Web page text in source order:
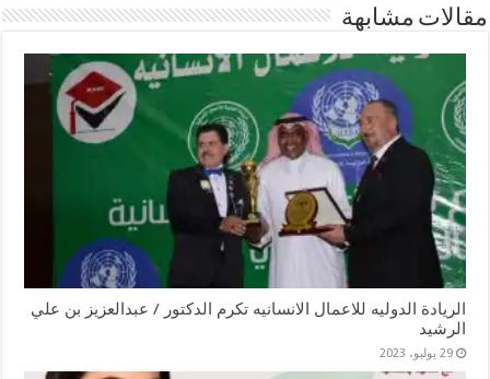
مقالات مشابهة
الريادة الدوليه للاعمال الانسانيه تكرم الدكتور / عبدالعزيز بن علي
الرشيد
29 يوليو، 2023